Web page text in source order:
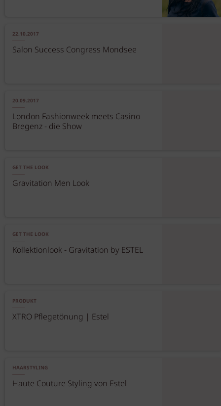
22.10.2017
Salon Success Congress Mondsee
20.09.2017
London Fashionweek meets Casino
Bregenz - die Show
GET THE LOOK
Gravitation Men Look
GET THE LOOK
Kollektionlook - Gravitation by ESTEL
PRODUKT
XTRO Pflegetönung | Estel
HAARSTYLING
Haute Couture Styling von Estel